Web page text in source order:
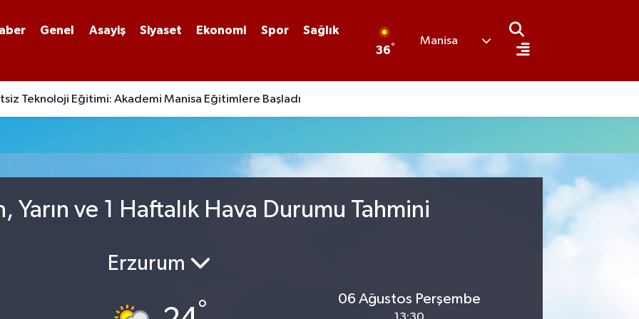
Genel Asayiş Siyaset Ekonomi Spor
Sağlık
36°
Manisa
Teknoloji Eğitimi: Akademi Manisa Eğitimlere Başladı
Yarın ve 1 Haftalık Hava Durumu Tahmini
Erzurum
°
06 Ağustos Perşembe